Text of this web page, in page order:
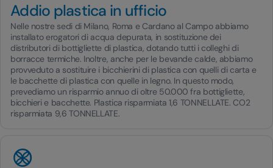
Addio plastica in ufficio
Nelle nostre sedi di Milano, Roma e Cardano al Campo abbiamo
installato erogatori di acqua depurata, in sostituzione dei
distributori di bottigliette di plastica, dotando tutti i colleghi di
borracce termiche. Inoltre, anche per le bevande calde, abbiamo
provveduto a sostituire i bicchierini di plastica con quelli di carta e
le bacchette di plastica con quelle in legno. In questo modo,
prevediamo un risparmio annuo di oltre 50.000 fra bottigliette,
bicchieri e bacchette. Plastica risparmiata 1,6 TONNELLATE. CO2
risparmiata 9,6 TONNELLATE.